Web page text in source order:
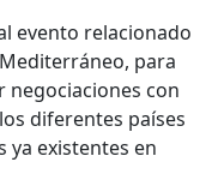
evento relacionado
para
negociaciones con
diferentes países
ya existentes en